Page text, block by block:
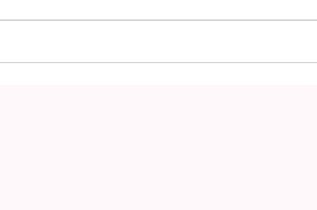
本日（8月6日）の金